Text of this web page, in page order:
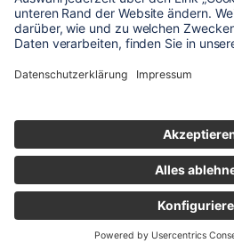
* Alle Preise verstehen sich zzgl.
Unser Shop-Angebot richtet
** LP = Listenneupreis
Mitarbeitern bearbeitet. Sie erhalten in
eine
Produktabbildungen von
der vorrätigen Ware - sie können
© 2026 schaltec